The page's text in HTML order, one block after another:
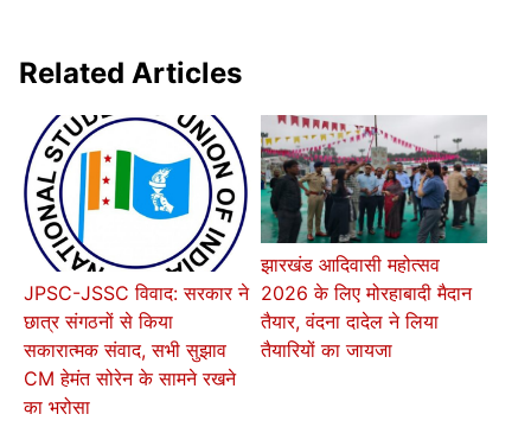
Related Articles
JPSC-JSSC विवाद: सरकार ने
छात्र संगठनों से किया
सकारात्मक संवाद, सभी सुझाव
CM हेमंत सोरेन के सामने रखने
का भरोसा
झारखंड आदिवासी महोत्सव
2026 के लिए मोरहाबादी मैदान
तैयार, वंदना दादेल ने लिया
तैयारियों का जायजा